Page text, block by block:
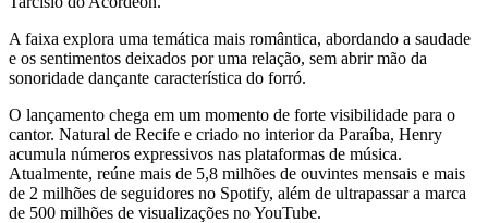
A faixa explora uma temática mais romântica, abordando a saudade
e os sentimentos deixados por uma relação, sem abrir mão da
sonoridade dançante característica do forró.
O lançamento chega em um momento de forte visibilidade para o
cantor. Natural de Recife e criado no interior da Paraíba, Henry
acumula números expressivos nas plataformas de música.
Atualmente, reúne mais de 5,8 milhões de ouvintes mensais e mais
de 2 milhões de seguidores no Spotify, além de ultrapassar a marca
de 500 milhões de visualizações no YouTube.